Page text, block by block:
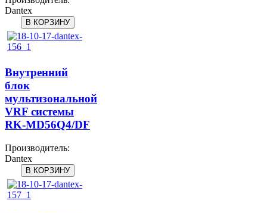
Dantex
Внутренний
блок
мультизональной
VRF системы
RK-MD56Q4/DF
Производитель:
Dantex